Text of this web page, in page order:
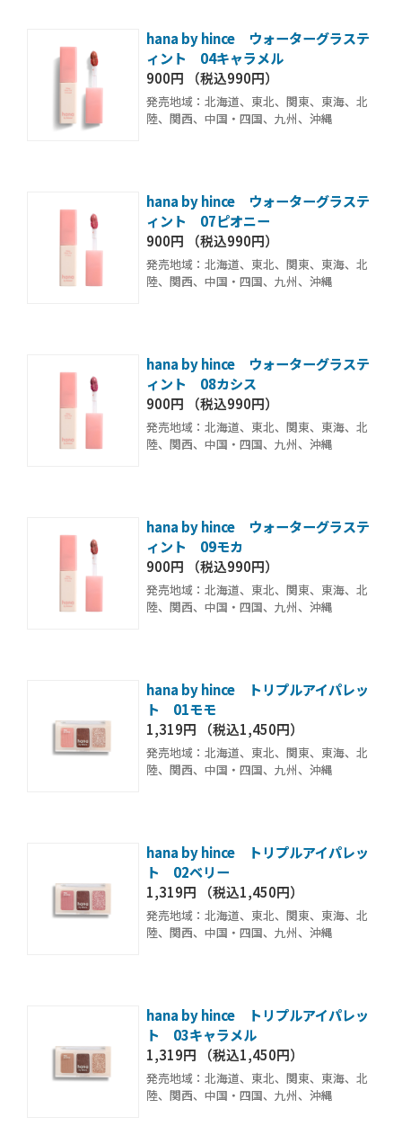
hana by hince ウォーターグラステ
ィント 04キャラメル
900円 （税込990円）
発売地域：北海道、東北、関東、東海、北
陸、関西、中国・四国、九州、沖縄
hana by hince ウォーターグラステ
ィント 07ピオニー
900円 （税込990円）
発売地域：北海道、東北、関東、東海、北
陸、関西、中国・四国、九州、沖縄
hana by hince ウォーターグラステ
ィント 08カシス
900円 （税込990円）
発売地域：北海道、東北、関東、東海、北
陸、関西、中国・四国、九州、沖縄
hana by hince ウォーターグラステ
ィント 09モカ
900円 （税込990円）
発売地域：北海道、東北、関東、東海、北
陸、関西、中国・四国、九州、沖縄
hana by hince トリプルアイパレッ
ト 01モモ
1,319円 （税込1,450円）
発売地域：北海道、東北、関東、東海、北
陸、関西、中国・四国、九州、沖縄
hana by hince トリプルアイパレッ
ト 02ベリー
1,319円 （税込1,450円）
発売地域：北海道、東北、関東、東海、北
陸、関西、中国・四国、九州、沖縄
hana by hince トリプルアイパレッ
ト 03キャラメル
1,319円 （税込1,450円）
発売地域：北海道、東北、関東、東海、北
陸、関西、中国・四国、九州、沖縄